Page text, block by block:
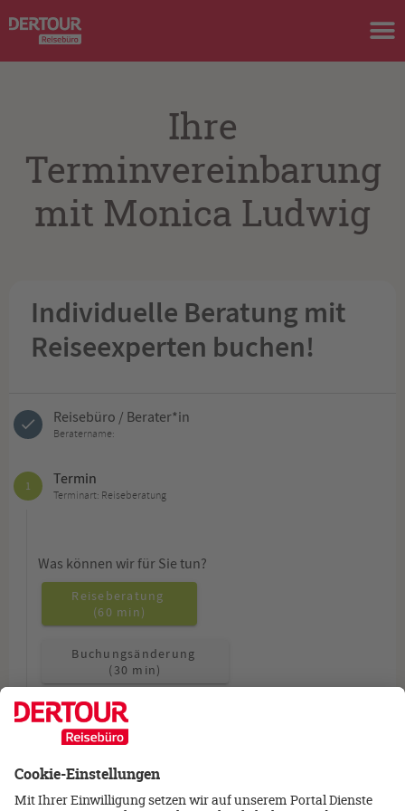
Ihre
Terminvereinbarung
mit Monica Ludwig
Individuelle Beratung mit
Reiseexperten buchen!
Reisebüro / Berater*in
Beratername:
1 Termin
Terminart: Reiseberatung
Was können wir für Sie tun?
Reiseberatung
(60 min)
Buchungsänderung
(30 min)
Allgemeine Fragen
(15 min)
Wie möchten Sie beraten werden?